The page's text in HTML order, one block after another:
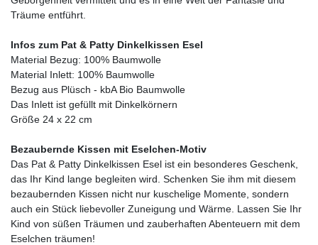
Träume entführt.
Infos zum Pat & Patty Dinkelkissen Esel
Material Bezug: 100% Baumwolle
Material Inlett: 100% Baumwolle
Bezug aus Plüsch - kbA Bio Baumwolle
Das Inlett ist gefüllt mit Dinkelkörnern
Größe 24 x 22 cm
Bezaubernde Kissen mit Eselchen-Motiv
Das Pat & Patty Dinkelkissen Esel ist ein besonderes Geschenk,
das Ihr Kind lange begleiten wird. Schenken Sie ihm mit diesem
bezaubernden Kissen nicht nur kuschelige Momente, sondern
auch ein Stück liebevoller Zuneigung und Wärme. Lassen Sie Ihr
Kind von süßen Träumen und zauberhaften Abenteuern mit dem
Eselchen träumen!